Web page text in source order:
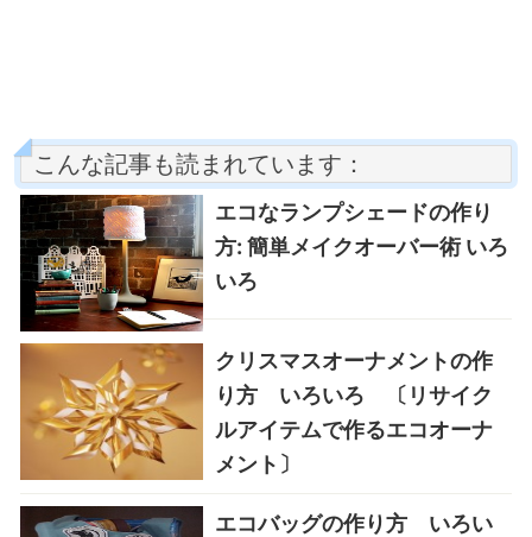
こんな記事も読まれています：
エコなランプシェードの作り
方: 簡単メイクオーバー術 いろ
いろ
クリスマスオーナメントの作
り方 いろいろ 〔リサイク
ルアイテムで作るエコオーナ
メント〕
エコバッグの作り方 いろい